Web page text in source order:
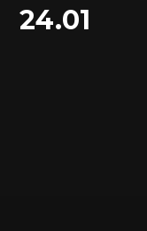
24.01